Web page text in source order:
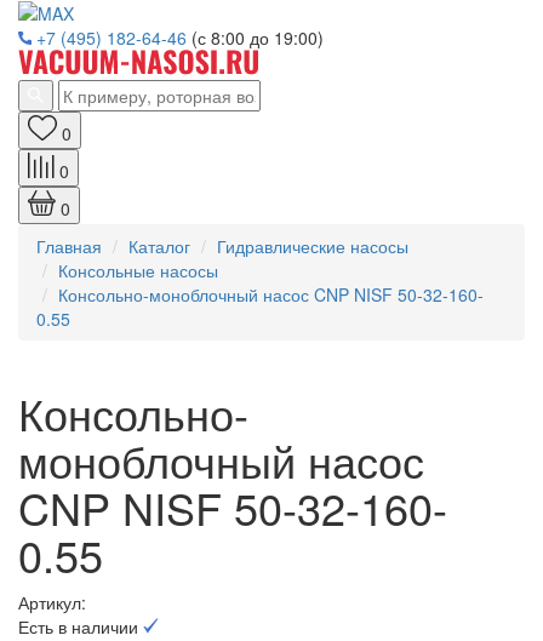
+7 (495) 182-64-46 (с 8:00 до 19:00)
0
0
0
Главная
Каталог
Гидравлические насосы
Консольные насосы
Консольно-моноблочный насос CNP NISF 50-32-160-
0.55
Консольно-
моноблочный насос
CNP NISF 50-32-160-
0.55
Артикул:
Есть в наличии